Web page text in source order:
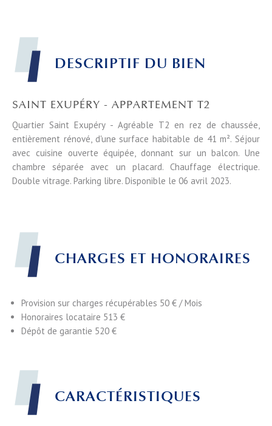
DESCRIPTIF DU BIEN
SAINT EXUPÉRY - APPARTEMENT T2
Quartier Saint Exupéry - Agréable T2 en rez de chaussée,
entièrement rénové, d'une surface habitable de 41 m². Séjour
avec cuisine ouverte équipée, donnant sur un balcon. Une
chambre séparée avec un placard. Chauffage électrique.
Double vitrage. Parking libre. Disponible le 06 avril 2023.
CARACTÉRISTIQUES
CHARGES ET HONORAIRES
Provision sur charges récupérables 50 € / Mois
Honoraires locataire 513 €
Dépôt de garantie 520 €